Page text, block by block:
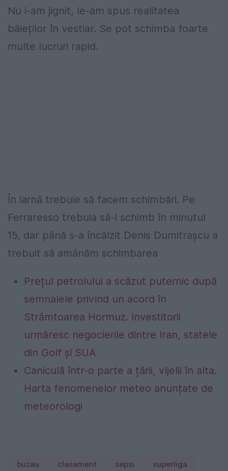
Nu i-am jignit, le-am spus realitatea
băieților în vestiar. Se pot schimba foarte
multe lucruri rapid.
În iarnă trebuie să facem schimbări. Pe
Ferraresso trebuia să-l schimb în minutul
15, dar până s-a încălzit Denis Dumitrașcu a
trebuit să amânăm schimbarea
Prețul petrolului a scăzut puternic după
semnalele privind un acord în
Strâmtoarea Hormuz. Investitorii
urmăresc negocierile dintre Iran, statele
din Golf și SUA
Caniculă într-o parte a țării, vijelii în alta.
Harta fenomenelor meteo anunțate de
meteorologi
buzau clasament sepsi superliga